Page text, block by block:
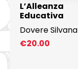
L’Alleanza
Educativa
Dovere Silvana
€20.00